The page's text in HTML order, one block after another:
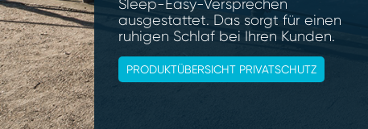
Sleep-Easy-Versprechen
ausgestattet. Das sorgt für einen
ruhigen Schlaf bei Ihren Kunden.
PRODUKTÜBERSICHT PRIVATSCHUTZ